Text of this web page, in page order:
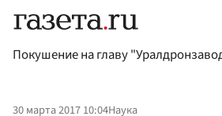
Покушение на главу
30 марта 2017 10:04Наука